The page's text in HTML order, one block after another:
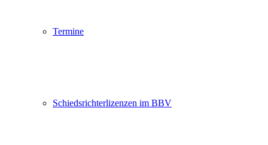
Termine
Schiedsrichterlizenzen im BBV